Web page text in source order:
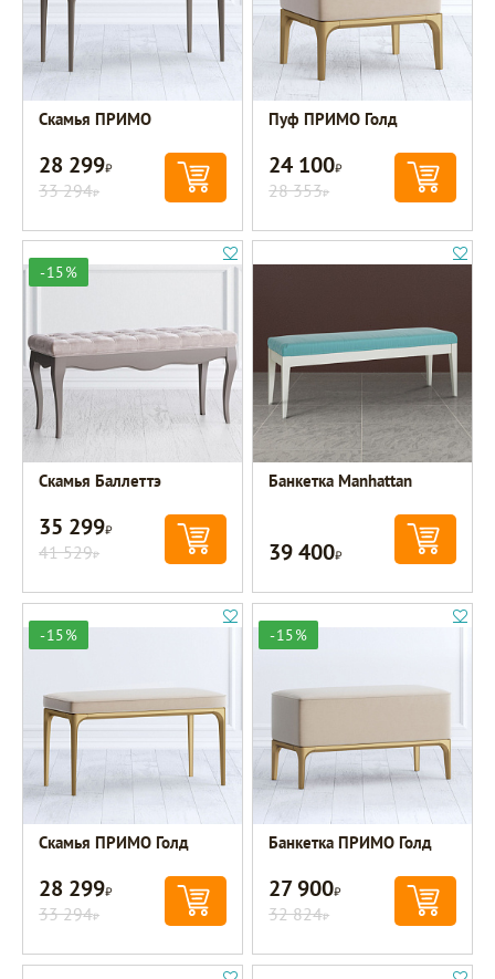
Скамья ПРИМО
28 299Р
33 294Р
Пуф ПРИМО Голд
24 100Р
28 353Р
-15%
Скамья Баллеттэ
35 299Р
41 529Р
Банкетка Manhattan
39 400Р
-15%
Скамья ПРИМО Голд
28 299Р
33 294Р
-15%
Банкетка ПРИМО Голд
27 900Р
32 824Р